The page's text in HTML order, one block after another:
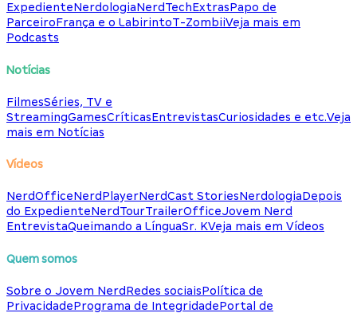
ExpedienteNerdologiaNerdTechExtrasPapo de
ParceiroFrança e o LabirintoT-ZombiiVeja mais em
Podcasts
Notícias
FilmesSéries, TV e
StreamingGamesCríticasEntrevistasCuriosidades e etc.Veja
mais em Notícias
Vídeos
NerdOfficeNerdPlayerNerdCast StoriesNerdologiaDepois
do ExpedienteNerdTourTrailerOfficeJovem Nerd
EntrevistaQueimando a LínguaSr. KVeja mais em Vídeos
Quem somos
Sobre o Jovem NerdRedes sociaisPolítica de
PrivacidadePrograma de IntegridadePortal de